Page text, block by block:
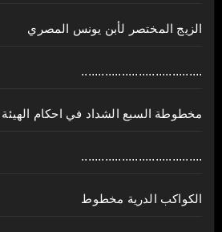
الزيج المختصر لأبن يونس المصري
....................................
مخطوطة السبع الشداد في احكام الهيئة
....................................
الكواكب الدرية مخطوط